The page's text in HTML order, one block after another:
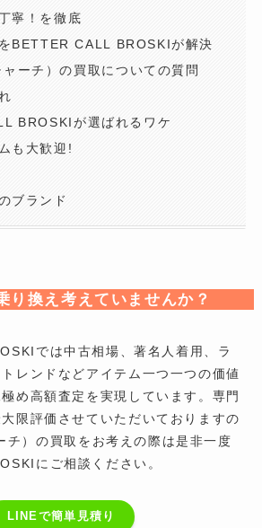
寧！を徹底
BETTER CALL BROSKIが解決
ーチ）の買取についての質問
BROSKIが選ばれるワケ
も大歓迎!
ブランド
り換え考えていませんか？
では中古相場、著名人着用、ラ
レンドなどアイテム一つ一つの価値
め高額査定を実現しています。専門
限評価させていただいておりますの
チ）の買取をお考えの際は是非一度
にご相談ください。
LINEで簡単見積り